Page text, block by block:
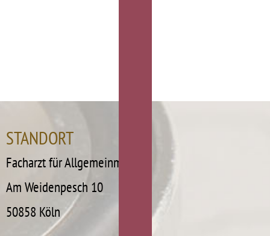
STANDORT
Facharzt für Allgemeinmedizin
Am Weidenpesch 10
50858 Köln